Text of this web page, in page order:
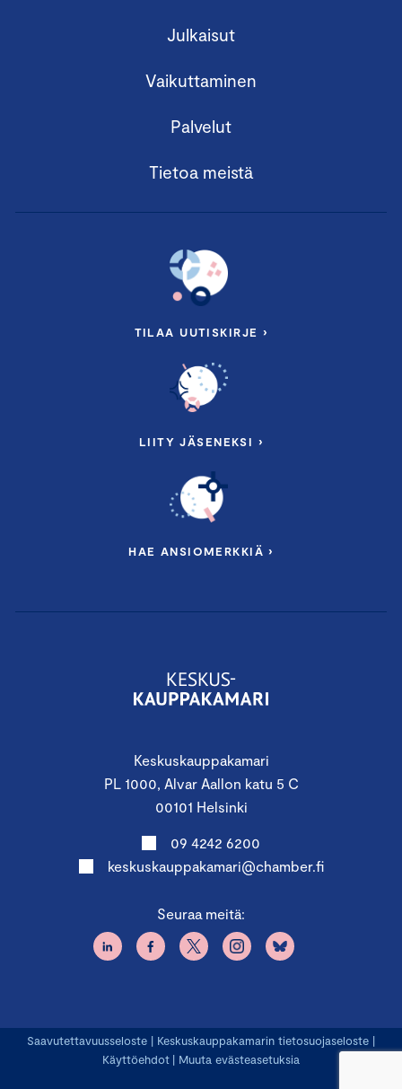
Keskuskauppakamari
PL 1000, Alvar Aallon katu 5 C
00101 Helsinki
09 4242 6200
keskuskauppakamari@chamber.fi
Seuraa meitä:
Julkaisut
Vaikuttaminen
Palvelut
Tietoa meistä
TILAA UUTISKIRJE ›
LIITY JÄSENEKSI ›
HAE ANSIOMERKKIÄ ›
Saavutettavuusseloste | Keskuskauppakamarin tietosuojaseloste |
Käyttöehdot | Muuta evästeasetuksia